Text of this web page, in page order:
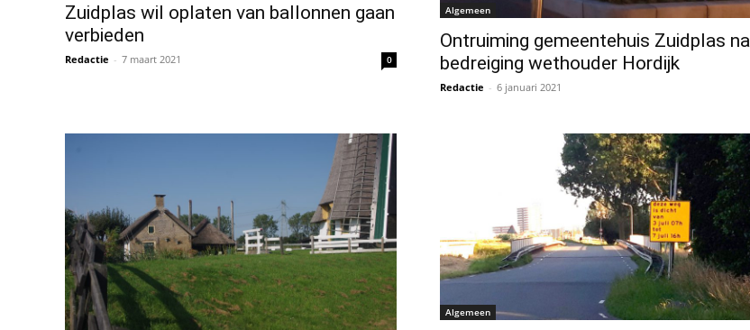
Zuidplas wil oplaten van ballonnen gaan
verbieden
Redactie - 7 maart 2021 0
Algemeen
Ontruiming gemeentehuis Zuidplas na
bedreiging wethouder Hordijk
Redactie - 6 januari 2021
Algemeen